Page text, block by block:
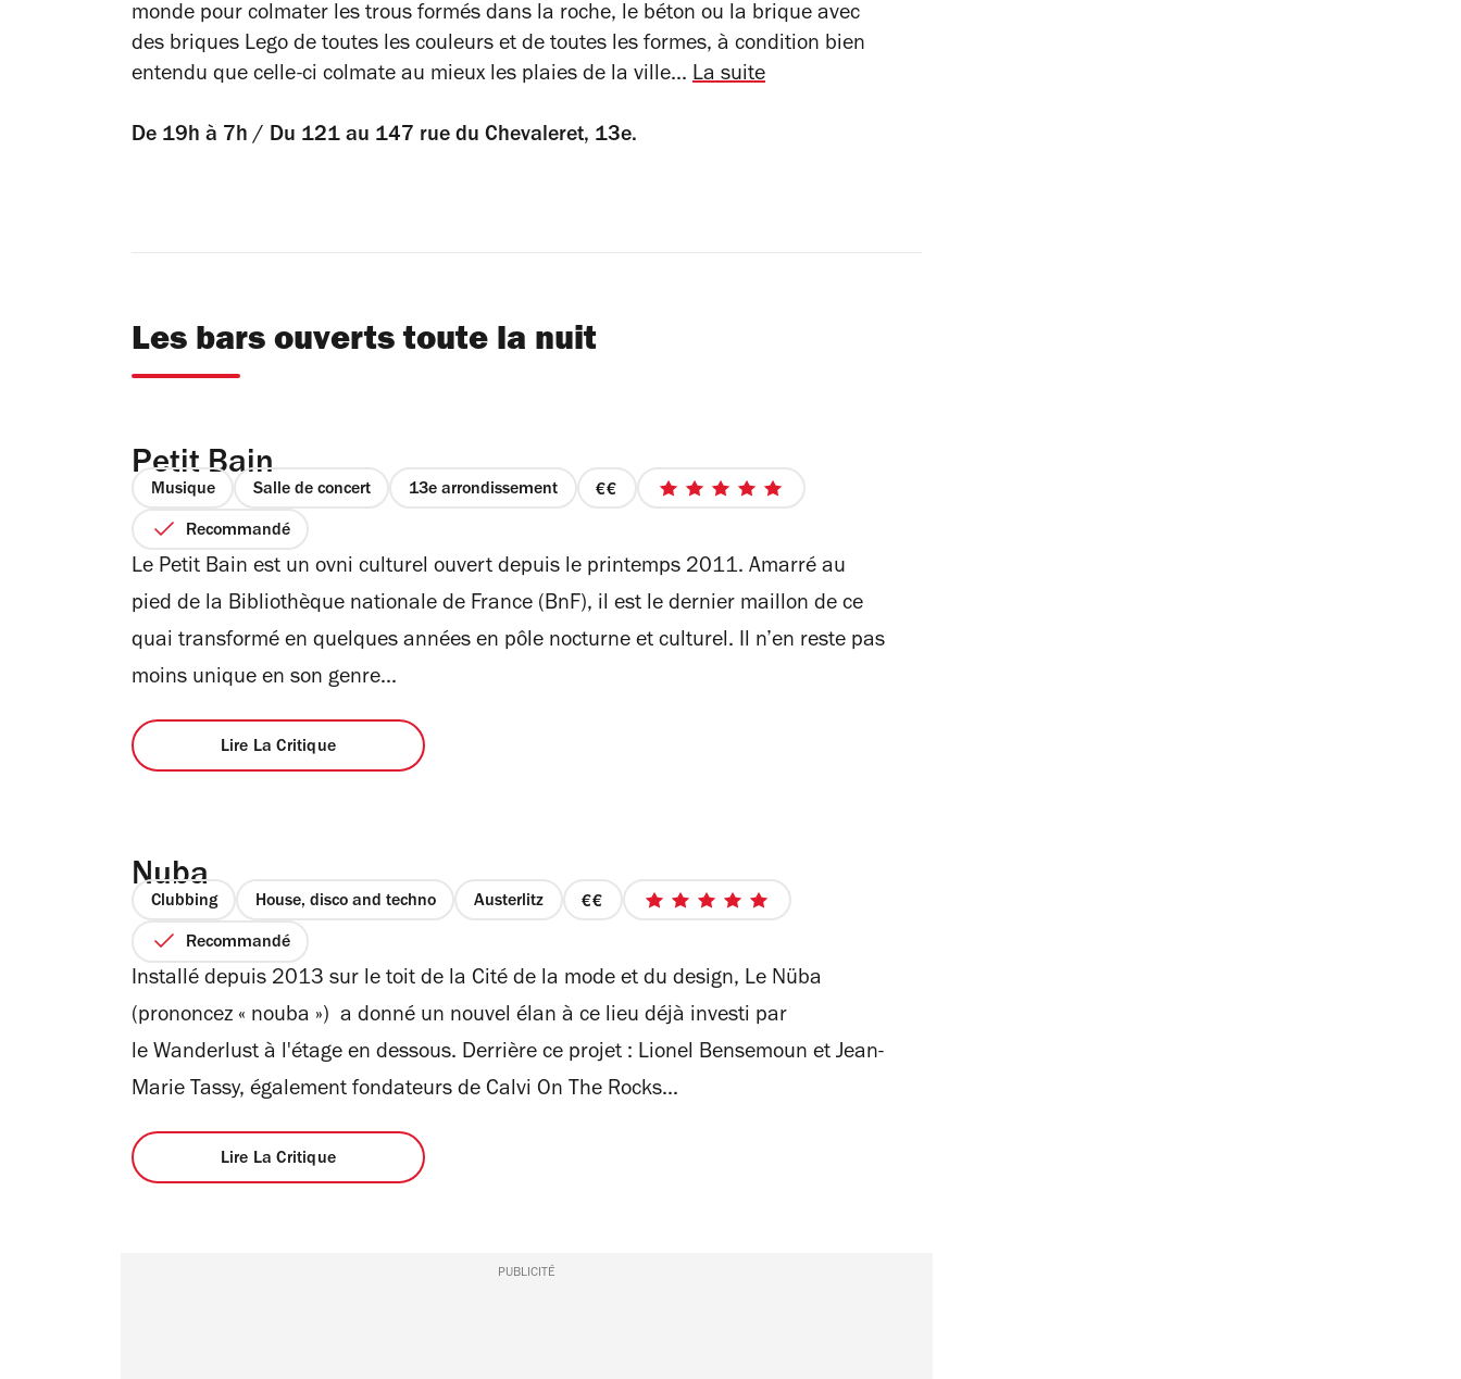
monde pour colmater les trous formés dans la roche, le béton ou la brique avec
des briques Lego de toutes les couleurs et de toutes les formes, à condition bien
entendu que celle-ci colmate au mieux les plaies de la ville... La suite
De 19h à 7h / Du 121 au 147 rue du Chevaleret, 13e.
Les bars ouverts toute la nuit
Petit Bain
Musique Salle de concert 13e arrondissement
prix
4
5
étoiles
Recommandé
Le Petit Bain est un ovni culturel ouvert depuis le printemps 2011. Amarré au
pied de la Bibliothèque nationale de France (BnF), il est le dernier maillon de ce
quai transformé en quelques années en pôle nocturne et culturel. Il n’en reste pas
moins unique en son genre...
Lire La Critique
Nuba
Clubbing House, disco and techno Austerlitz
prix
5
étoiles
Recommandé
Installé depuis 2013 sur le toit de la Cité de la mode et du design, Le Nüba
(prononcez « nouba ») a donné un nouvel élan à ce lieu déjà investi par
le Wanderlust à l'étage en dessous. Derrière ce projet : Lionel Bensemoun et Jean-
Marie Tassy, également fondateurs de Calvi On The Rocks...
Lire La Critique
PUBLICITÉ